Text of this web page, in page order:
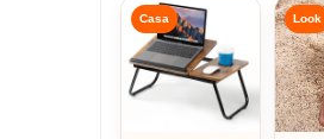
Casa Look